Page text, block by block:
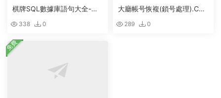
棋牌SQL數據庫語句大全-設
338 0
大廳帳号恢複(鎖号處理).CM
289 0
免費